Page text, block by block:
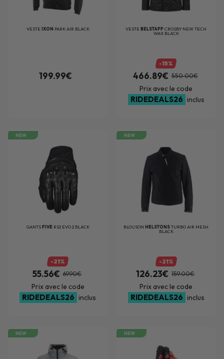
VESTE IXON PARK AIR BLACK
199.99€
VESTEBELSTAFFCROSBY NEW TECH
WAX BLACK
-15%
466.89€ 550.00€
Prix avec le code
RIDEDEALS26 inclus
NEW
GANTSFIVE RS2 EVO 2 BLACK
-21%
55.56€ 69.90€
Prix avec le code
RIDEDEALS26 inclus
NEW
BLOUSONHELSTONSTURBO AIR MESH
BLACK
-21%
126.23€ 159.00€
Prix avec le code
RIDEDEALS26 inclus
NEW NEW